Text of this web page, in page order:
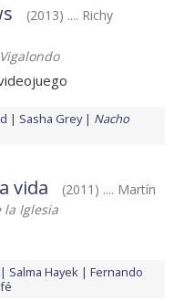
(2013) .... Richy
Sasha Grey
Nacho
vida
(2011) .... Martín
la Iglesia
Salma Hayek
Fernando